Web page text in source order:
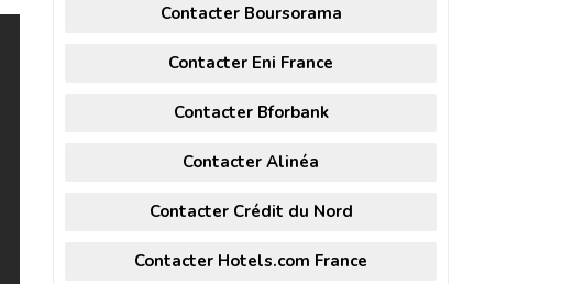
Contacter Boursorama
Contacter Eni France
Contacter Bforbank
Contacter Alinéa
Contacter Crédit du Nord
Contacter Hotels.com France